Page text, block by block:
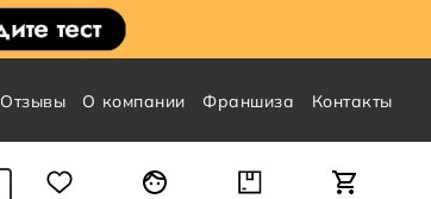
Отзывы О компании Франшиза Контакты